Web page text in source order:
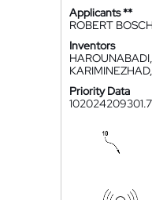
Applicants **
ROBERT
Inventors
Priority Data
102024209301.7